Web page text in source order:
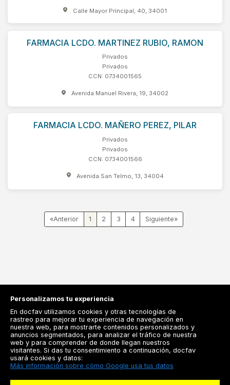
Calle Mayor Principal, 40, 34001
FARMACIA LCDO. MARTINEZ RUBIO, RAMON
Privados
Privados
CCN: 0734001565
Avenida Manuel Rivera, 19, 34002
FARMACIA LCDO. MAÑERO PEREZ, PILAR
Privados
Privados
CCN: 0734001566
Avenida San Telmo, 13, 34004
« 1 2 3 4 »
Registrarse
Docfav
Personalizamos tu experiencia
En docfav utilizamos cookies y otras tecnologías de
rastreo para mejorar tu experiencia de navegación en
nuestra web, para mostrarte contenidos personalizados y
anuncios segmentados, para analizar el tráfico de nuestra
web y para comprender de donde llegan nuestros
visitantes. Si das tu consentimiento a continuación, docfav
usará cookies y datos:
Más información sobre cómo Google usa tus datos